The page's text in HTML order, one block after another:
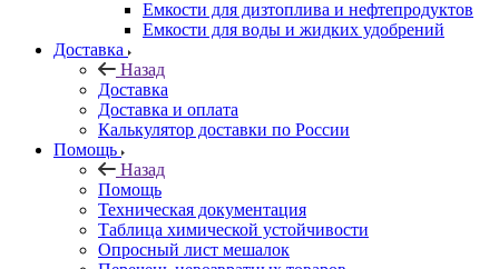
Емкости для дизтоплива и нефтепродуктов
Емкости для воды и жидких удобрений
Доставка
Назад
Доставка
Доставка и оплата
Калькулятор доставки по России
Помощь
Назад
Помощь
Техническая документация
Таблица химической устойчивости
Опросный лист мешалок